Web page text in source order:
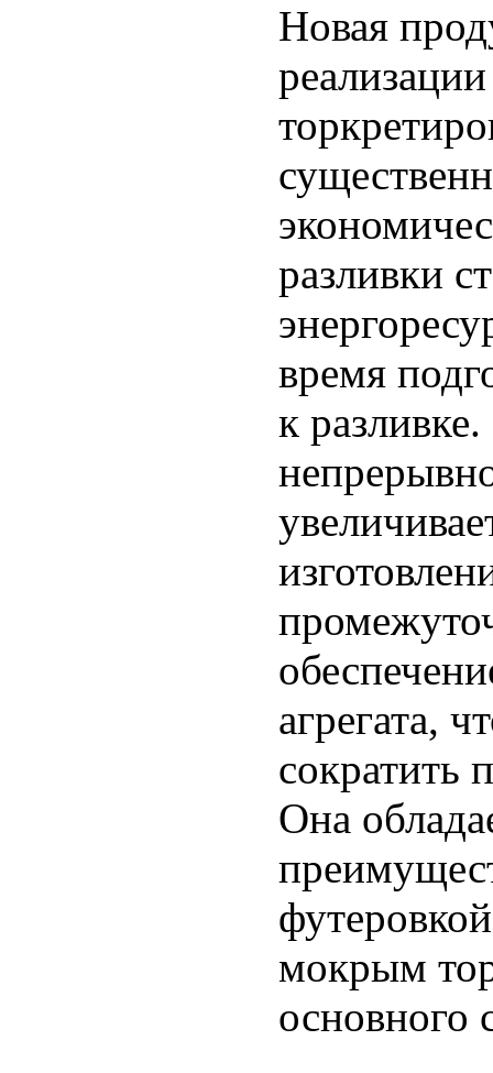
Новая
разливки
время
к
агрегата,
сократить
Она
мокрым
основного